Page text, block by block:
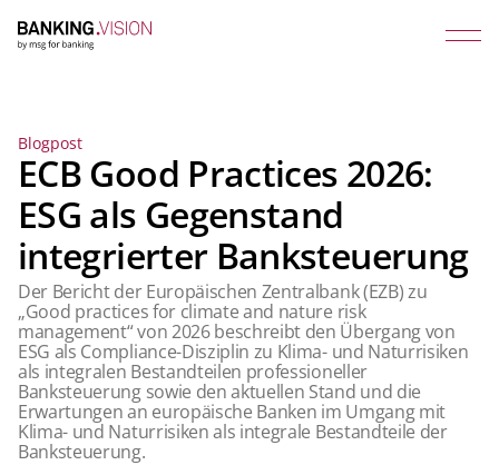
Blogpost
ECB Good Practices 2026:
ESG als Gegenstand
integrierter Banksteuerung
Der Bericht der Europäischen Zentralbank (EZB) zu
„Good practices for climate and nature risk
management“ von 2026 beschreibt den Übergang von
ESG als Compliance-Disziplin zu Klima- und Naturrisiken
als integralen Bestandteilen professioneller
Banksteuerung sowie den aktuellen Stand und die
Erwartungen an europäische Banken im Umgang mit
Klima- und Naturrisiken als integrale Bestandteile der
Banksteuerung.